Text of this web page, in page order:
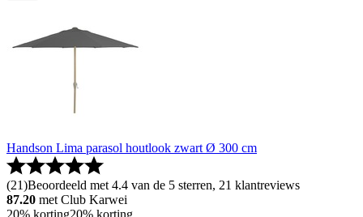
Handson Lima parasol houtlook zwart Ø 300 cm
(21)Beoordeeld met 4.4 van de 5 sterren, 21 klantreviews
87.20 met Club Karwei
20% korting20% korting